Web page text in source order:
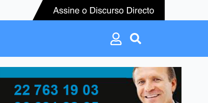
Search
for:
Search
for: